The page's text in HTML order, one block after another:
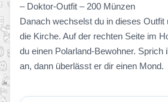
– Doktor-Outfit – 200 Münzen
Danach wechselst du in dieses Outfit
die Kirche. Auf der rechten Seite im
du einen Polarland-Bewohner. Sprich
an, dann überlässt er dir einen Mond.